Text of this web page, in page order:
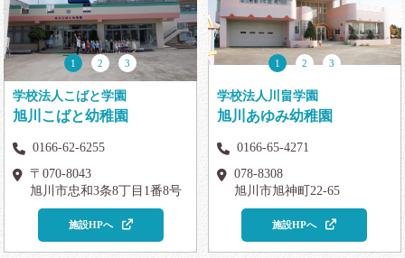
1 2 3
学校法人こばと学園
旭川こばと幼稚園
0166-62-6255
〒070-8043
旭川市忠和3条8丁目1番8号
施設HPへ
1 2 3
学校法人川畠学園
旭川あゆみ幼稚園
0166-65-4271
078-8308
旭川市旭神町22-65
施設HPへ